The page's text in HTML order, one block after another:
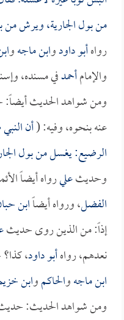
من بول الجارية، ويرش من
رواهأبو داودوابن ماجهو
والإمامأحمدفي مسنده،
ومن شواهد الحديث
عنه بنحوه، وفيه: (أن
الرضيع: يغسل من بول
وحديثعليرواه أيضاً
الفضل، ورواه أيضاًابن
إذاً: من الذين روى حديث
نعدهم، رواهأبو داود،
ابن ماجهوالحاكموابن
ومن شواهد الحديث: